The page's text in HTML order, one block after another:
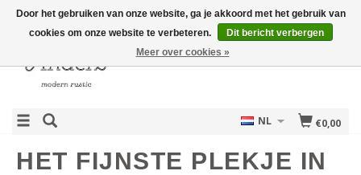
€0,00
NL
HET FIJNSTE PLEKJE IN
Door het gebruiken van onze website, ga je akkoord met het gebruik van
cookies om onze website te verbeteren.
Dit bericht verbergen
Meer over cookies »